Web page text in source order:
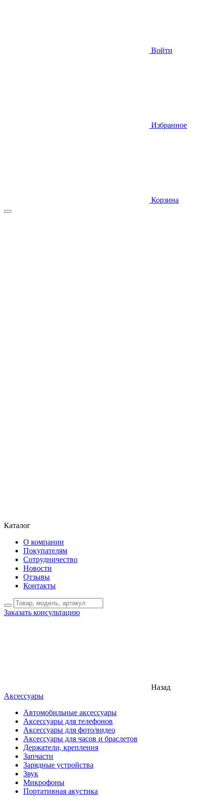
Войти
Избранное
Корзина
Каталог
О компании
Покупателям
Сотрудничество
Новости
Отзывы
Контакты
Заказать консультацию
Назад
Аксессуары
Автомобильные аксессуары
Аксессуары для телефонов
Аксессуары для фото/видео
Аксессуары для часов и браслетов
Держатели, крепления
Запчасти
Зарядные устройства
Звук
Микрофоны
Портативная акустика